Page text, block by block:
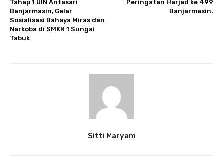
Tahap 1 UIN Antasari
Banjarmasin, Gelar
Sosialisasi Bahaya Miras dan
Narkoba di SMKN 1 Sungai
Tabuk
Peringatan Harjad ke 499
Banjarmasin.
Sitti Maryam